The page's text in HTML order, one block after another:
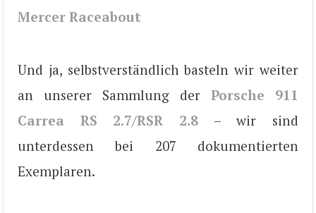
Mercer Raceabout
Und ja, selbstverständlich basteln wir weiter
an unserer Sammlung der Porsche 911
Carrea RS 2.7/RSR 2.8 – wir sind
unterdessen bei 207 dokumentierten
Exemplaren.